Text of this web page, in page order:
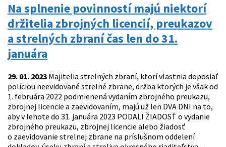
Na splnenie povinností majú niektorí
držitelia zbrojných licencií, preukazov
a strelných zbraní čas len do 31.
januára
29. 01. 2023 Majitelia strelných zbraní, ktorí vlastnia doposiaľ
políciou neevidované strelné zbrane, držba ktorých je však od
1. februára 2022 podmienená vydaním zbrojného preukazu,
zbrojnej licencie a zaevidovaním, majú už len DVA DNI na to,
aby v lehote do 31. januára 2023 PODALI ŽIADOSŤ o vydanie
zbrojného preukazu, zbrojnej licencie alebo žiadosť
o zaevidovanie strelnej zbrane na príslušnom oddelení